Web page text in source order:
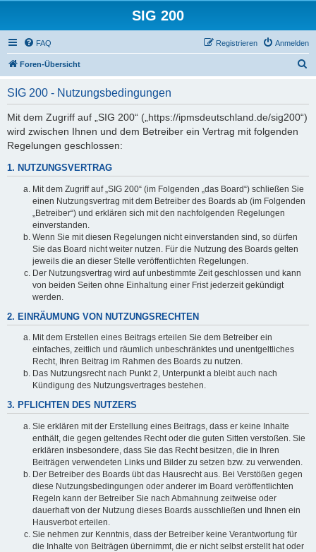
SIG 200
FAQ Anmelden
Registrieren
Foren-Übersicht
SIG 200 - Nutzungsbedingungen
Mit dem Zugriff auf „SIG 200“ („https://ipmsdeutschland.de/sig200“)
wird zwischen Ihnen und dem Betreiber ein Vertrag mit folgenden
Regelungen geschlossen:
1. NUTZUNGSVERTRAG
Mit dem Zugriff auf „SIG 200“ (im Folgenden „das Board“) schließen Sie
einen Nutzungsvertrag mit dem Betreiber des Boards ab (im Folgenden
„Betreiber“) und erklären sich mit den nachfolgenden Regelungen
einverstanden.
Wenn Sie mit diesen Regelungen nicht einverstanden sind, so dürfen
Sie das Board nicht weiter nutzen. Für die Nutzung des Boards gelten
jeweils die an dieser Stelle veröffentlichten Regelungen.
Der Nutzungsvertrag wird auf unbestimmte Zeit geschlossen und kann
von beiden Seiten ohne Einhaltung einer Frist jederzeit gekündigt
werden.
2. EINRÄUMUNG VON NUTZUNGSRECHTEN
Mit dem Erstellen eines Beitrags erteilen Sie dem Betreiber ein
einfaches, zeitlich und räumlich unbeschränktes und unentgeltliches
Recht, Ihren Beitrag im Rahmen des Boards zu nutzen.
Das Nutzungsrecht nach Punkt 2, Unterpunkt a bleibt auch nach
Kündigung des Nutzungsvertrages bestehen.
3. PFLICHTEN DES NUTZERS
Sie erklären mit der Erstellung eines Beitrags, dass er keine Inhalte
enthält, die gegen geltendes Recht oder die guten Sitten verstoßen. Sie
erklären insbesondere, dass Sie das Recht besitzen, die in Ihren
Beiträgen verwendeten Links und Bilder zu setzen bzw. zu verwenden.
Der Betreiber des Boards übt das Hausrecht aus. Bei Verstößen gegen
diese Nutzungsbedingungen oder anderer im Board veröffentlichten
Regeln kann der Betreiber Sie nach Abmahnung zeitweise oder
dauerhaft von der Nutzung dieses Boards ausschließen und Ihnen ein
Hausverbot erteilen.
Sie nehmen zur Kenntnis, dass der Betreiber keine Verantwortung für
die Inhalte von Beiträgen übernimmt, die er nicht selbst erstellt hat oder